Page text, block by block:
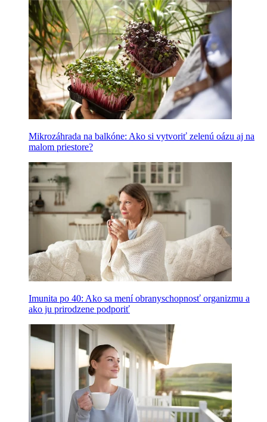
Mikrozáhrada na balkóne: Ako si vytvoriť zelenú oázu aj na
malom priestore?
Imunita po 40: Ako sa mení obranyschopnosť organizmu a
ako ju prirodzene podporiť